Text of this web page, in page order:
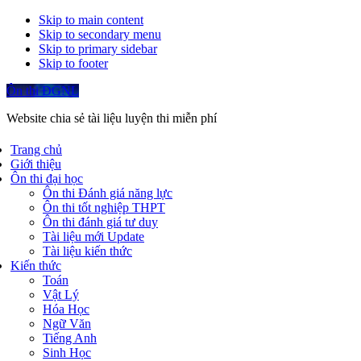
Skip to main content
Skip to secondary menu
Skip to primary sidebar
Skip to footer
Ôn thi ĐGNL
Website chia sẻ tài liệu luyện thi miễn phí
Trang chủ
Giới thiệu
Ôn thi đại học
Ôn thi Đánh giá năng lực
Ôn thi tốt nghiệp THPT
Ôn thi đánh giá tư duy
Tài liệu mới Update
Tài liệu kiến thức
Kiến thức
Toán
Vật Lý
Hóa Học
Ngữ Văn
Tiếng Anh
Sinh Học